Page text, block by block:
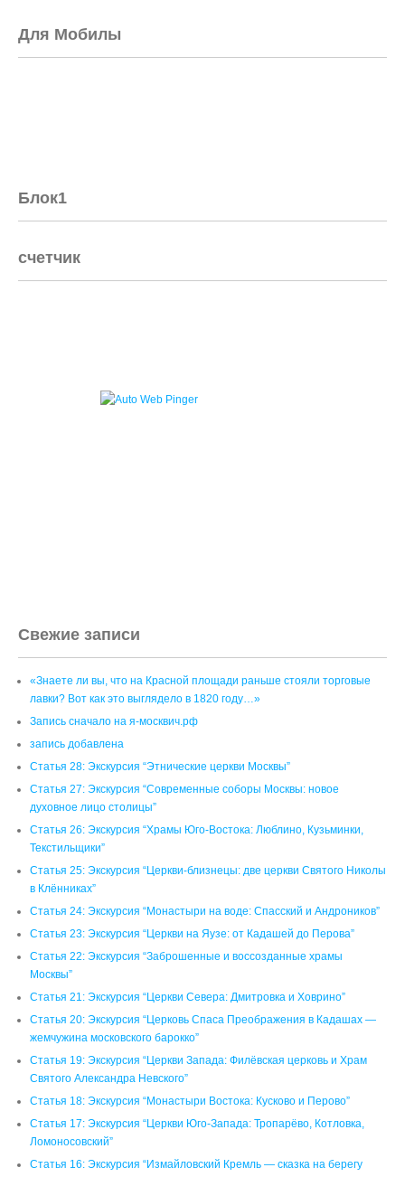
Для Мобилы
Блок1
счетчик
Свежие записи
«Знаете ли вы, что на Красной площади раньше стояли торговые
лавки? Вот как это выглядело в 1820 году…»
Запись сначало на я-москвич.рф
запись добавлена
Статья 28: Экскурсия “Этнические церкви Москвы”
Статья 27: Экскурсия “Современные соборы Москвы: новое
духовное лицо столицы”
Статья 26: Экскурсия “Храмы Юго-Востока: Люблино, Кузьминки,
Текстильщики”
Статья 25: Экскурсия “Церкви-близнецы: две церкви Святого Николы
в Клённиках”
Статья 24: Экскурсия “Монастыри на воде: Спасский и Андроников”
Статья 23: Экскурсия “Церкви на Яузе: от Кадашей до Перова”
Статья 22: Экскурсия “Заброшенные и воссозданные храмы
Москвы”
Статья 21: Экскурсия “Церкви Севера: Дмитровка и Ховрино”
Статья 20: Экскурсия “Церковь Спаса Преображения в Кадашах —
жемчужина московского барокко”
Статья 19: Экскурсия “Церкви Запада: Филёвская церковь и Храм
Святого Александра Невского”
Статья 18: Экскурсия “Монастыри Востока: Кусково и Перово”
Статья 17: Экскурсия “Церкви Юго-Запада: Тропарёво, Котловка,
Ломоносовский”
Статья 16: Экскурсия “Измайловский Кремль — сказка на берегу